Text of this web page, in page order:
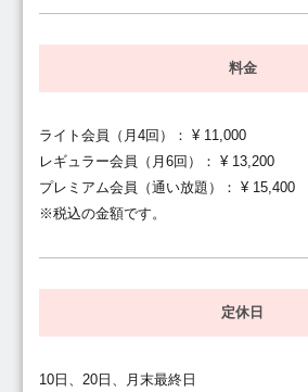
料金
ライト会員（月4回）： ¥ 11,000
レギュラー会員（月6回）： ¥ 13,200
プレミアム会員（通い放題）： ¥ 15,400
※税込の金額です。
定休日
10日、20日、月末最終日